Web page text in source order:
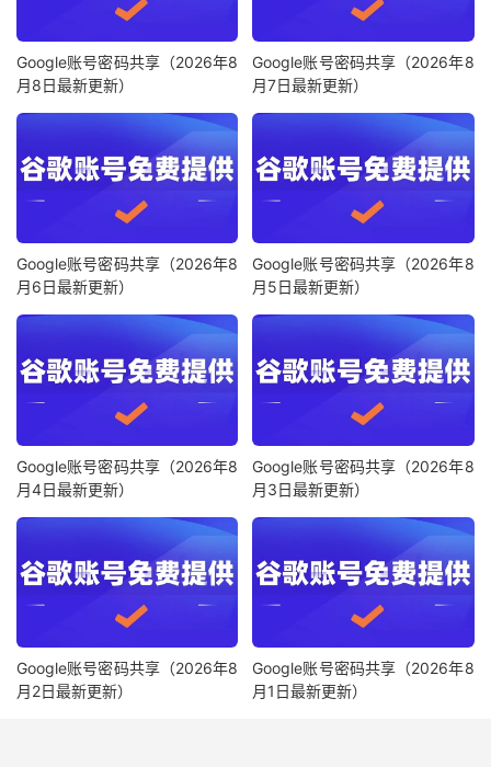
Google账号密码共享（2026年8
月8日最新更新）
Google账号密码共享（2026年8
月7日最新更新）
Google账号密码共享（2026年8
月6日最新更新）
Google账号密码共享（2026年8
月5日最新更新）
Google账号密码共享（2026年8
月4日最新更新）
Google账号密码共享（2026年8
月3日最新更新）
Google账号密码共享（2026年8
月2日最新更新）
Google账号密码共享（2026年8
月1日最新更新）